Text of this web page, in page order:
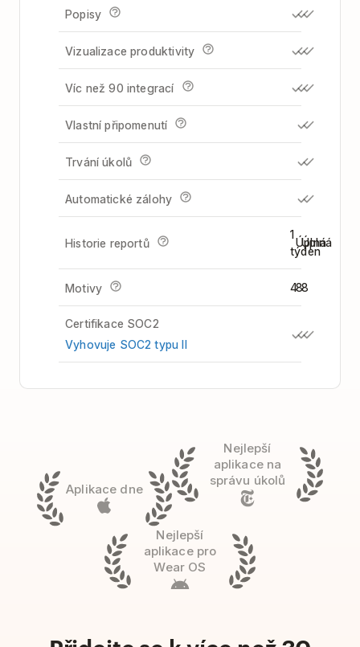
Popisy
Vizualizace produktivity
Víc než 90 integrací
Vlastní připomenutí
Trvání úkolů
Automatické zálohy
Historie reportů
1
týden
Úplná
Úplná
Motivy 488
Certifikace SOC2
Vyhovuje SOC2 typu II
Aplikace dne
Nejlepší
aplikace na
správu úkolů
Nejlepší
aplikace pro
Wear OS